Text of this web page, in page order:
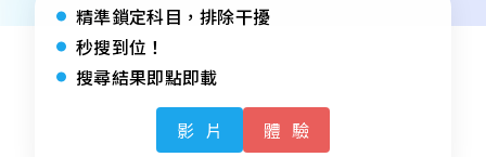
精準鎖定科目，排除干擾
秒搜到位！
搜尋結果即點即載
影片 體驗